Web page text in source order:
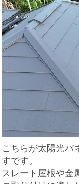
こちらが太陽光パ
すです。
スレート屋根や金